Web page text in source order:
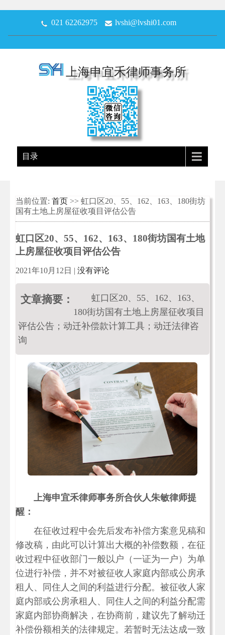
021 62262975 lvshi@lvshi01.com
上海申宜禾律师事务所
目录
当前位置: 首页 >> 虹口区20、55、162、163、180街坊
国有土地上房屋征收项目评估公告
虹口区20、55、162、163、180街坊国有土地
上房屋征收项目评估公告
2021年10月12日 | 没有评论
文章摘要：
虹口区20、55、162、163、
180街坊国有土地上房屋征收项目
评估公告；动迁补偿款计算工具；动迁法律咨
询
上海申宜禾律师事务所合伙人朱敏律师提
醒：
在征收过程中会先后发布补偿方案意见稿和
修改稿，由此可以计算出大概的补偿数额，在征
收过程中征收部门一般以户（一证为一户）为单
位进行补偿，并不对被征收人家庭内部或公房承
租人、同住人之间的利益进行分配。被征收人家
庭内部或公房承租人、同住人之间的利益分配需
家庭内部协商解决，在协商前，建议先了解动迁
补偿份额相关的法律规定。若暂时无法达成一致